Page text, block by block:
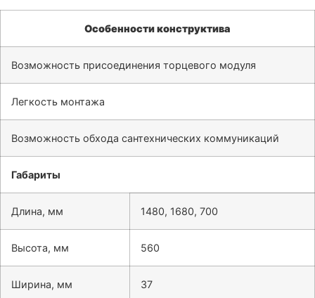
Особенности конструктива
Возможность присоединения торцевого модуля
Легкость монтажа
Возможность обхода сантехнических коммуникаций
Габариты
Длина, мм 1480, 1680, 700
Высота, мм 560
Ширина, мм 37